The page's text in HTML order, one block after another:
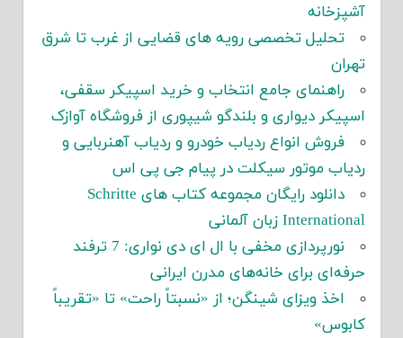
آشپزخانه
تحلیل تخصصی رویه های قضایی از غرب تا شرق
تهران
راهنمای جامع انتخاب و خرید اسپیکر سقفی،
اسپیکر دیواری و بلندگو شیپوری از فروشگاه آوازک
فروش انواع ردیاب خودرو و ردیاب آهنربایی و
ردیاب موتور سیکلت در پیام جی پی اس
دانلود رایگان مجموعه کتاب های Schritte
International زبان آلمانی
نورپردازی مخفی با ال ای دی نواری: 7 ترفند
حرفه‌ای برای خانه‌های مدرن ایرانی
اخذ ویزای شینگن؛ از «نسبتاً راحت» تا «تقریباً
کابوس»